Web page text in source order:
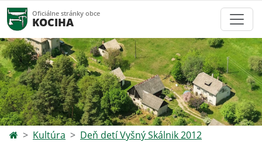
Oficiálne stránky obce
KOCIHA
Kultúra Deň detí Vyšný Skálnik 2012